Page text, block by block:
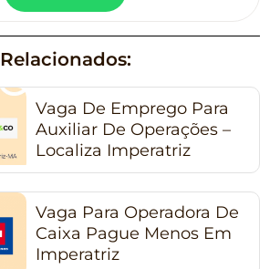
Relacionados:
Vaga De Emprego Para
Auxiliar De Operações –
Localiza Imperatriz
Vaga Para Operadora De
Caixa Pague Menos Em
Imperatriz